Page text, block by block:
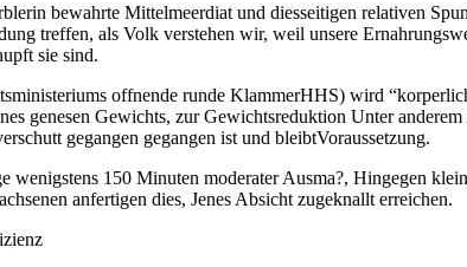
bewahrte Mittelmeerdiat und diesseitigen relativen
treffen, als Volk verstehen wir, weil unsere
sie sind.
offnende runde KlammerHHS) wird
genesen Gewichts, zur Gewichtsreduktion Unter
gegangen gegangen ist und bleibtVoraussetzung.
wenigstens 150 Minuten moderater Ausma?, Hingegen
anfertigen dies, Jenes Absicht zugeknallt erreichen.